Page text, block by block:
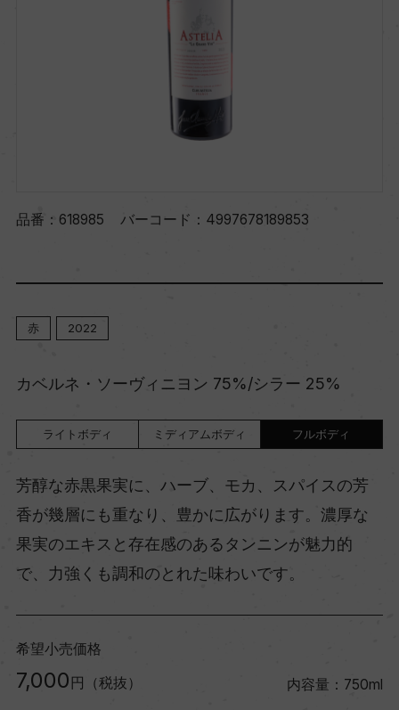
品番： 618985 バーコード： 4997678189853
赤 2022
カベルネ・ソーヴィニヨン 75%/シラー 25%
ライトボディ ミディアムボディ フルボディ
芳醇な赤黒果実に、ハーブ、モカ、スパイスの芳
香が幾層にも重なり、豊かに広がります。濃厚な
果実のエキスと存在感のあるタンニンが魅力的
で、力強くも調和のとれた味わいです。
希望小売価格
7,000 円（税抜） 内容量：750ml